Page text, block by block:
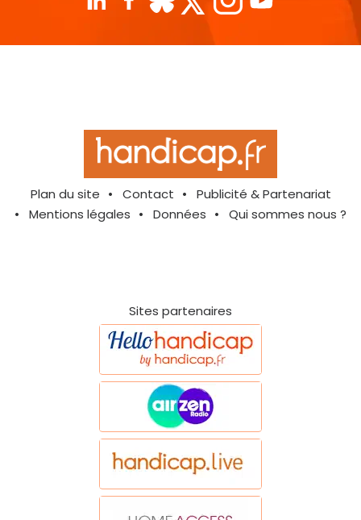
Plan du site Contact
Publicité & Partenariat
Mentions légales
Données Qui sommes nous ?
Sites partenaires